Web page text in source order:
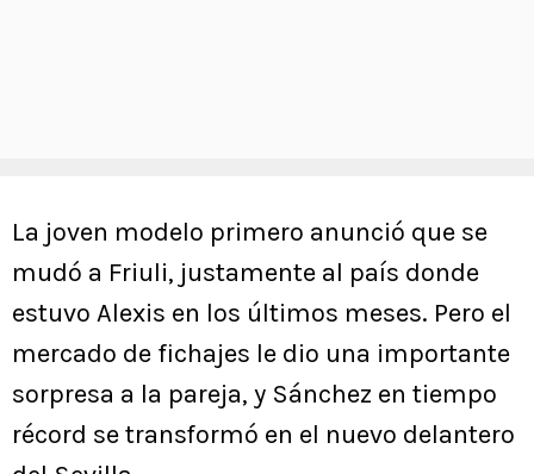
La joven modelo primero anunció que se
mudó a Friuli, justamente al país donde
estuvo Alexis en los últimos meses. Pero el
mercado de fichajes le dio una importante
sorpresa a la pareja, y Sánchez en tiempo
récord se transformó en el nuevo delantero